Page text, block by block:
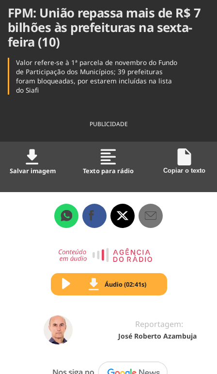
FPM: União repassa mais de R$ 7
bilhões às prefeituras na sexta-
feira (10)
Valor refere-se à 1ª parcela de novembro do Fundo
de Participação dos Municípios; 39 prefeituras
foram bloqueadas, por estarem incluídas na lista
do Siafi
PUBLICIDADE
Salvar imagem Texto para rádio Copiar o texto
Áudio (02:41s)
Reportagem:
José Roberto Azambuja